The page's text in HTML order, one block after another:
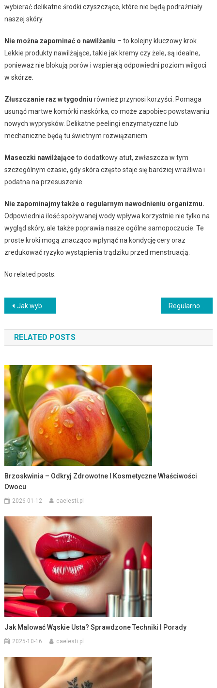
wybierać delikatne środki czyszczące, które nie będą podrażniały
naszej skóry.
Nie można zapominać o nawilżaniu – to kolejny kluczowy krok.
Lekkie produkty nawilżające, takie jak kremy czy żele, są idealne,
ponieważ nie blokują porów i wspierają odpowiedni poziom wilgoci
w skórze.
Złuszczanie raz w tygodniu również przynosi korzyści. Pomaga
usunąć martwe komórki naskórka, co może zapobiec powstawaniu
nowych wyprysków. Delikatne peelingi enzymatyczne lub
mechaniczne będą tu świetnym rozwiązaniem.
Maseczki nawilżająceto dodatkowy atut, zwłaszcza w tym
szczególnym czasie, gdy skóra często staje się bardziej wrażliwa i
podatna na przesuszenie.
Nie zapominajmy także o regularnym nawodnieniu organizmu.
Odpowiednia ilość spożywanej wody wpływa korzystnie nie tylko na
wygląd skóry, ale także poprawia nasze ogólne samopoczucie. Te
proste kroki mogą znacząco wpłynąć na kondycję cery oraz
zredukować ryzyko wystąpienia trądziku przed menstruacją.
No related posts.
Nawigacja
wpisu
Jak wybrać i stosować krem ze śluzu ślimaka? Efekty i korzyści
RELATED POSTS
Brzoskwinia – Odkryj Zdrowotne I Kosmetyczne Właściwości
Owocu
2026-01-12 caelesti.pl
Jak Malować Wąskie Usta? Sprawdzone Techniki I Porady
2025-10-16 caelesti.pl